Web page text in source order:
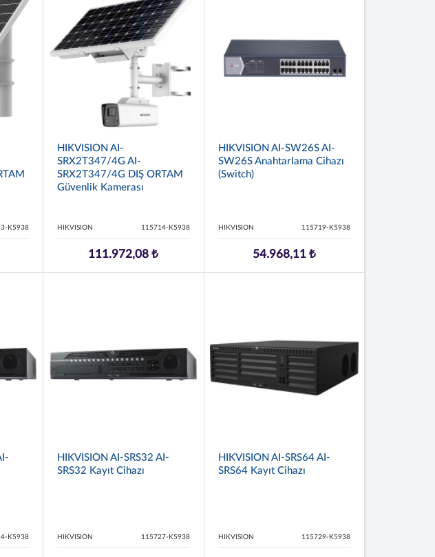
K5938
HIKVISION AI-
SRX2T347/4G AI-
SRX2T347/4G DIŞ ORTAM
Güvenlik Kamerası
HIKVISION 115714-K5938
111.972,08 ₺
HIKVISION AI-SW26S AI-
SW26S Anahtarlama Cihazı
(Switch)
HIKVISION 115719-K5938
54.968,11 ₺
K5938
HIKVISION AI-SRS32 AI-
SRS32 Kayıt Cihazı
HIKVISION 115727-K5938
HIKVISION AI-SRS64 AI-
SRS64 Kayıt Cihazı
HIKVISION 115729-K5938